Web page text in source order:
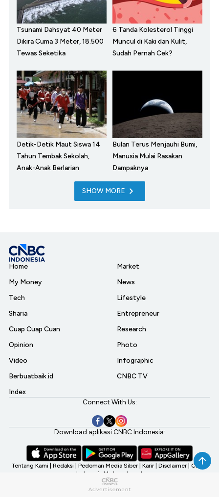
Tsunami Dahsyat 40 Meter
Dikira Cuma 3 Meter, 18.500
Tewas Seketika
6 Tanda Kolesterol Tinggi
Muncul di Kaki dan Kulit,
Sudah Pernah Cek?
Detik-Detik Maut Siswa 14
Tahun Tembak Sekolah,
Anak-Anak Berlarian
Bulan Terus Menjauhi Bumi,
Manusia Mulai Rasakan
Dampaknya
SHOW MORE
Home
My Money
Tech
Sharia
Cuap Cuap Cuan
Opinion
Video
Berbuatbaik.id
Index
Market
News
Lifestyle
Entrepreneur
Research
Photo
Infographic
CNBC TV
Connect With Us:
Download aplikasi CNBC Indonesia:
Tentang Kami Redaksi Pedoman Media Siber Karir Disclaimer CNBC
Indonesia My Investment
©2026 CNBC Indonesia, A Transmedia Company